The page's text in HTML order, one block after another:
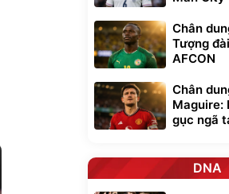
Chân
Tượng
AFCON
Chân
Maguire:
gục ngã
DNA